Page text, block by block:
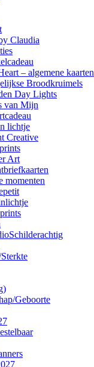
Claudia
– algemene kaarten
Broodkruimels
Day Lights
van Mijn
lichtje
Creative
Art
momenten
Geboorte